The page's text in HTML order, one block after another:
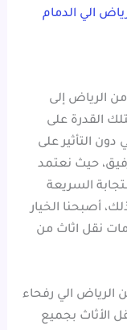
الي الدمام
الرياض إلى
القدرة على
التأثير على
حيث نعتمد
السريعة
أصبحنا الخيار
نقل اثاث من
الي رفحاء
الأثاث بجميع